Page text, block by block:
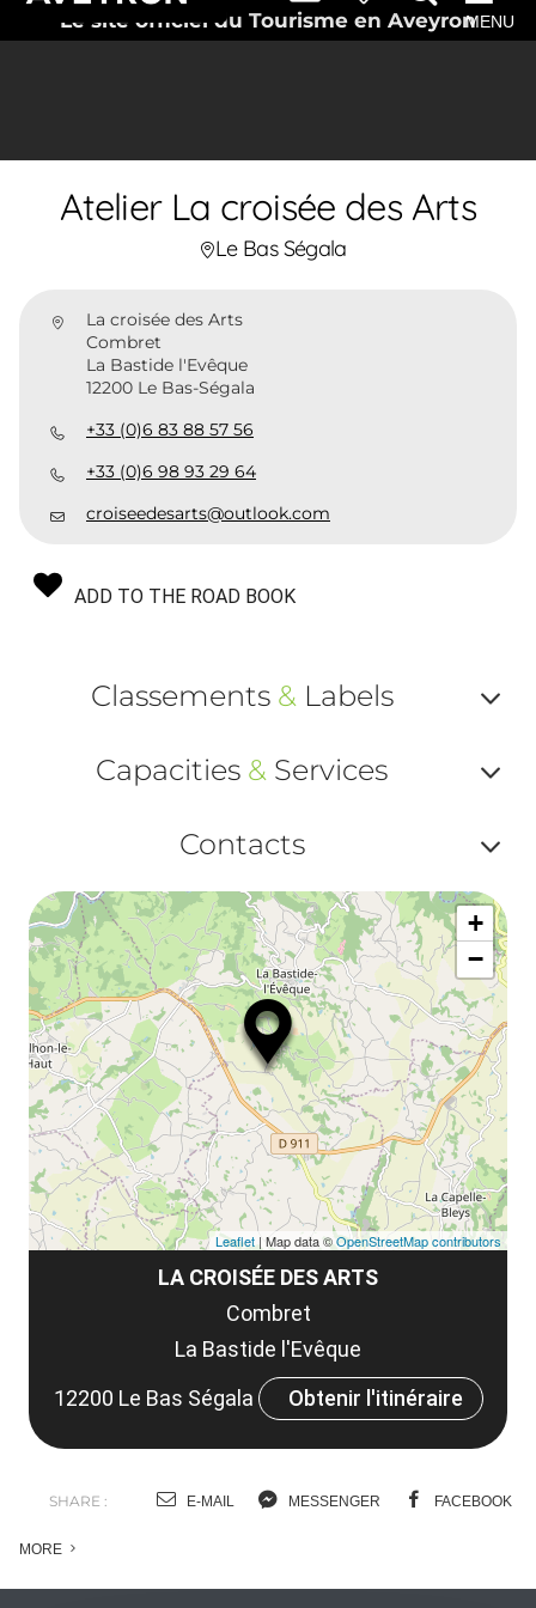
Le site officiel du Tourisme en AveyronMENU
Atelier La croisée des Arts
Le Bas Ségala
La croisée des Arts
Combret
La Bastide l'Evêque
12200 Le Bas-Ségala
+33 (0)6 83 88 57 56
+33 (0)6 98 93 29 64
croiseedesarts@outlook.com
ADD TO THE ROAD BOOK
Classements &Labels
ou
Capacities & Services
ou
Contacts
ou
LA CROISÉE DES ARTS
Combret
La Bastide l'Evêque
12200 Le Bas Ségala
Obtenir l'itinéraire
+
−
Leaflet | Map data ©OpenStreetMap contributors
SHARE : E-MAIL MESSENGER FACEBOOK
MORE